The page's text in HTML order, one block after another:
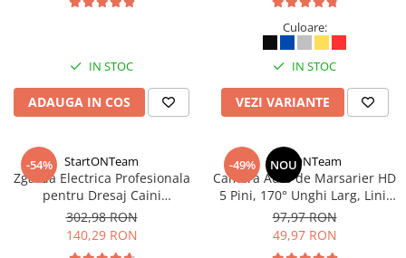
IN STOC
ADAUGA IN COS
Culoare:
IN STOC
VEZI VARIANTE
-54% StartONTeam
Zgarda Electrica Profesionala
pentru Dresaj Caini
Vanatoare, Antilatrat, cu
Telecomanda, Multicolora
302,98 RON
140,29 RON
-49% NOU
StartONTeam
Camera Auto de Marsarier HD
5 Pini, 170° Unghi Larg, Linii
Ghidaj, Instalare Universala
97,97 RON
49,97 RON